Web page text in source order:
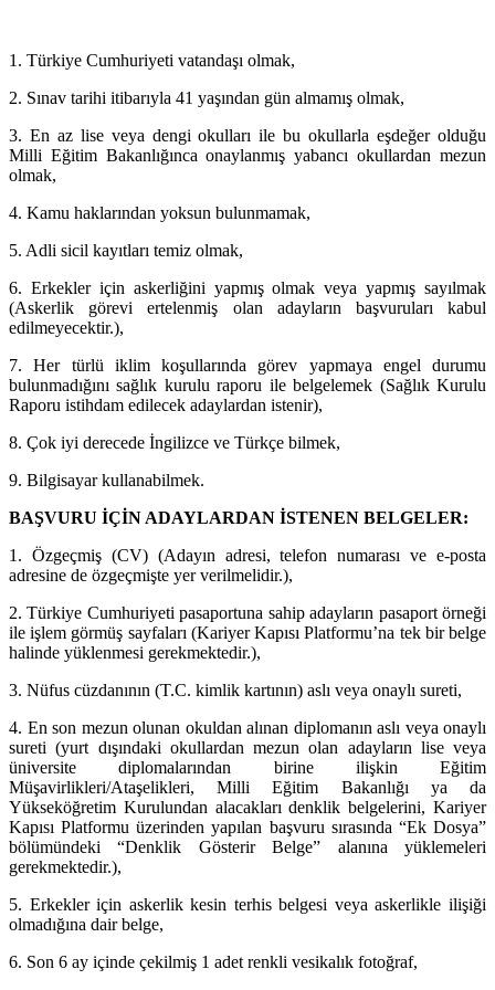
1. Türkiye Cumhuriyeti vatandaşı olmak,
2. Sınav tarihi itibarıyla 41 yaşından gün almamış olmak,
3. En az lise veya dengi okulları ile bu okullarla eşdeğer olduğu
Milli Eğitim Bakanlığınca onaylanmış yabancı okullardan mezun
olmak,
4. Kamu haklarından yoksun bulunmamak,
5. Adli sicil kayıtları temiz olmak,
6. Erkekler için askerliğini yapmış olmak veya yapmış sayılmak
(Askerlik görevi ertelenmiş olan adayların başvuruları kabul
edilmeyecektir.),
7. Her türlü iklim koşullarında görev yapmaya engel durumu
bulunmadığını sağlık kurulu raporu ile belgelemek (Sağlık Kurulu
Raporu istihdam edilecek adaylardan istenir),
8. Çok iyi derecede İngilizce ve Türkçe bilmek,
9. Bilgisayar kullanabilmek.
BAŞVURU İÇİN ADAYLARDAN İSTENEN BELGELER:
1. Özgeçmiş (CV) (Adayın adresi, telefon numarası ve e-posta
adresine de özgeçmişte yer verilmelidir.),
2. Türkiye Cumhuriyeti pasaportuna sahip adayların pasaport örneği
ile işlem görmüş sayfaları (Kariyer Kapısı Platformu’na tek bir belge
halinde yüklenmesi gerekmektedir.),
3. Nüfus cüzdanının (T.C. kimlik kartının) aslı veya onaylı sureti,
4. En son mezun olunan okuldan alınan diplomanın aslı veya onaylı
sureti (yurt dışındaki okullardan mezun olan adayların lise veya
üniversite diplomalarından birine ilişkin Eğitim
Müşavirlikleri/Ataşelikleri, Milli Eğitim Bakanlığı ya da
Yükseköğretim Kurulundan alacakları denklik belgelerini, Kariyer
Kapısı Platformu üzerinden yapılan başvuru sırasında “Ek Dosya”
bölümündeki “Denklik Gösterir Belge” alanına yüklemeleri
gerekmektedir.),
5. Erkekler için askerlik kesin terhis belgesi veya askerlikle ilişiği
olmadığına dair belge,
6. Son 6 ay içinde çekilmiş 1 adet renkli vesikalık fotoğraf,